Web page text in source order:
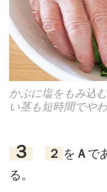
かぶに塩をもみ込
い茎も短時間でやわ
３ ２ を Ａで
る。